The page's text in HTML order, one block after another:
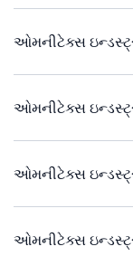
ઓમનીટેક્સ
ઓમનીટેક્સ
ઓમનીટેક્સ
ઓમનીટેક્સ